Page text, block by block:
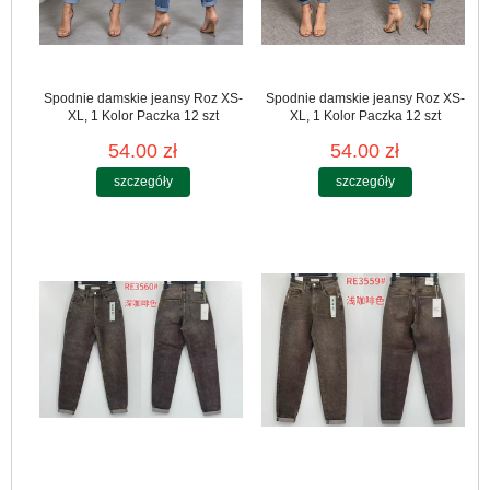
Spodnie damskie jeansy Roz XS-
XL, 1 Kolor Paczka 12 szt
54.00 zł
szczegóły
Spodnie damskie jeansy Roz XS-
XL, 1 Kolor Paczka 12 szt
54.00 zł
szczegóły